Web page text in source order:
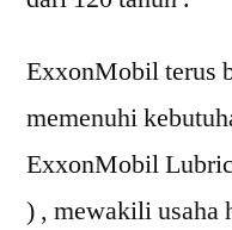
ExxonMobil terus
memenuhi
ExxonMobil
) , mewakili usaha